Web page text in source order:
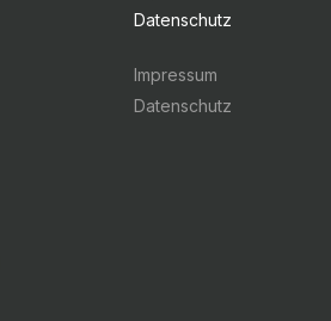
Datenschutz
Impressum
Datenschutz